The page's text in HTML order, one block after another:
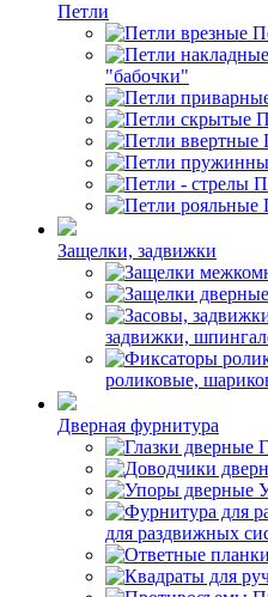
Петли
"бабочки"
Защелки, задвижки
задвижки,
роликовые,
Дверная фурнитура
для раздвижных